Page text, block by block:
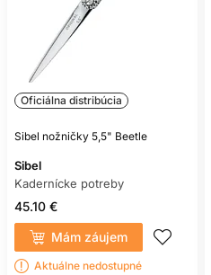
Oficiálna distribúcia
Sibel nožničky 5,5" Beetle
Sibel
Kadernícke potreby
45.10 €
Mám záujem
Aktuálne nedostupné